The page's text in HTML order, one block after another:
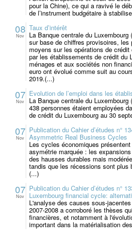
pour la Chine), ce qui a ravivé le
de l’instrument budgétaire à
08
Nov
Taux d’intérêt
La Banque centrale du
sur base de chiffres provisoires, les
moyens sur les opérations de
par les établissements de crédit du
ménages et aux sociétés non
euro ont évolué comme suit au
2019.(...)
07
Nov
Evolution de l’emploi dans les
La Banque centrale du
438 personnes étaient employées
de crédit du Luxembourg au 30
07
Nov
Publication du Cahier d’études n°
Asymmetric Real Business Cycles
Les cycles économiques
asymétrie marquée : les
des hausses durables mais
tandis que les récessions sont plus
(...)
07
Nov
Publication du Cahier d’études n°
Luxembourg financial cycle:
L'analyse des causes sous-
2007-2008 a corroboré les thèses
financières, et notamment à
important dans la matérialisation